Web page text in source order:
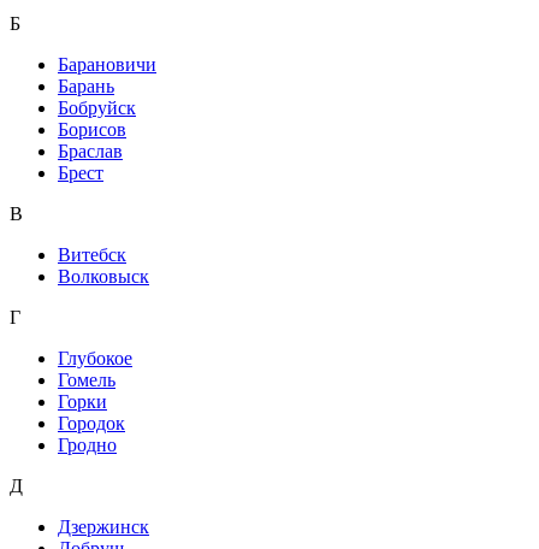
Б
Барановичи
Барань
Бобруйск
Борисов
Браслав
Брест
В
Витебск
Волковыск
Г
Глубокое
Гомель
Горки
Городок
Гродно
Д
Дзержинск